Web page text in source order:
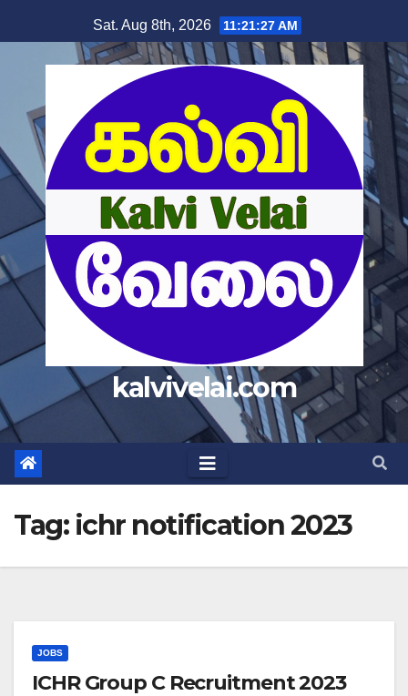
to
content
Sat. Aug 8th, 2026 11:21:28 AM
kalvivelai.com
Tag: ichr notification 2023
JOBS
ICHR Group C Recruitment 2023